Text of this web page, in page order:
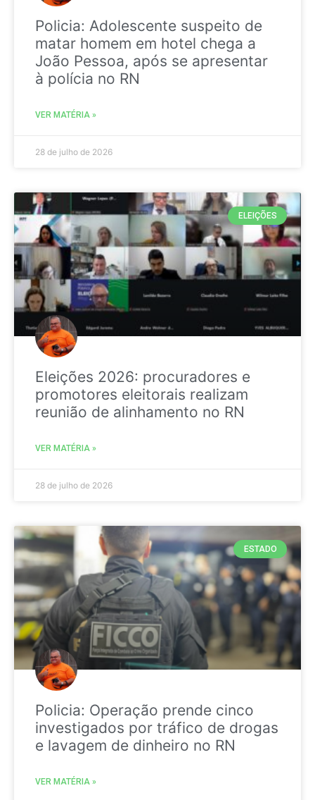
Policia: Adolescente suspeito de
matar homem em hotel chega a
João Pessoa, após se apresentar
à polícia no RN
VER MATÉRIA »
28 de julho de 2026
ELEIÇÕES
Eleições 2026: procuradores e
promotores eleitorais realizam
reunião de alinhamento no RN
VER MATÉRIA »
28 de julho de 2026
ESTADO
Policia: Operação prende cinco
investigados por tráfico de drogas
e lavagem de dinheiro no RN
VER MATÉRIA »